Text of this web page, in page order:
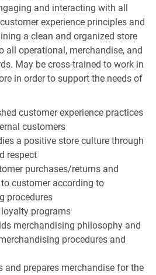
and interacting with all
experience principles and
a clean and organized store
all operational, merchandise, and
May be cross-trained to work in
in order to support the needs of
customer experience practices
customers
a positive store culture through
respect
purchases/returns and
customer according to
procedures
programs
merchandising philosophy and
procedures and
and prepares merchandise for the